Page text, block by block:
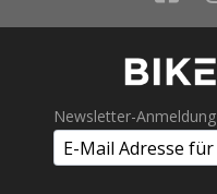
Newsletter-Anmeldung